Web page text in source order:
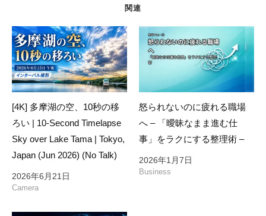
関連
[4K] 多摩湖の空、10秒の移
ろい | 10-Second Timelapse
Sky over Lake Tama | Tokyo,
Japan (Jun 2026) (No Talk)
2026年6月21日
Camera
怒られないのに疲れる職場
へ – 「曖昧なまま進む仕
事」をラクにする整理術 –
2026年1月7日
Business